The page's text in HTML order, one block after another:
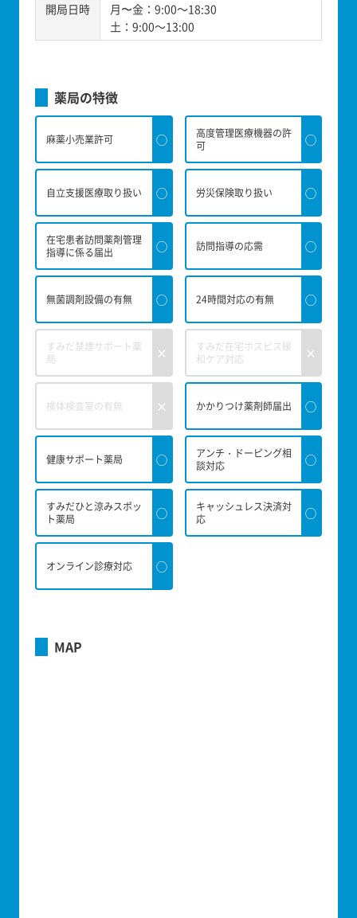
開局日時
月〜金：9:00～18:30
土：9:00～13:00
薬局の特徴
麻薬小売業許可 ◯
高度管理医療機器の許
可
◯
自立支援医療取り扱い ◯ 労災保険取り扱い ◯
在宅患者訪問薬剤管理
指導に係る届出
◯ 訪問指導の応需 ◯
無菌調剤設備の有無 ◯ 24時間対応の有無 ◯
すみだ禁煙サポート薬
局
×
すみだ在宅ホスピス緩
和ケア対応
×
検体検査室の有無 × かかりつけ薬剤師届出 ◯
健康サポート薬局 ◯
アンチ・ドーピング相
談対応
◯
すみだひと涼みスポッ
ト薬局
◯
キャッシュレス決済対
応
◯
オンライン診療対応 ◯
MAP